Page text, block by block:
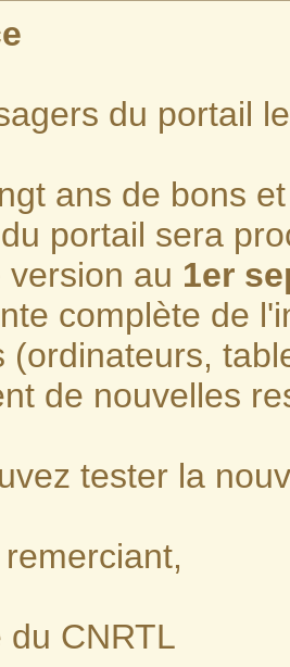
du portail
ans de bons
portail sera
version au 1er
complète de
(ordinateurs,
de nouvelles
tester la
du CNRTL